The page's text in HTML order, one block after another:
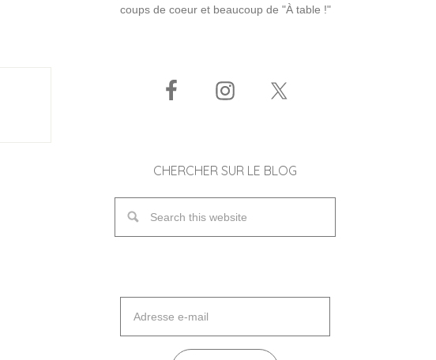
coups de coeur et beaucoup de "À table !"
CHERCHER SUR LE BLOG
mail